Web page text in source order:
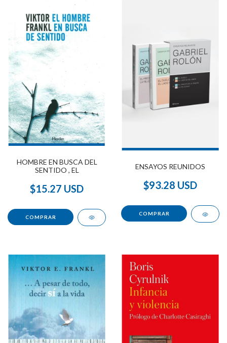
HOMBRE EN BUSCA DEL
SENTIDO , EL
$15.27 USD
ENSAYOS REUNIDOS
$93.28 USD